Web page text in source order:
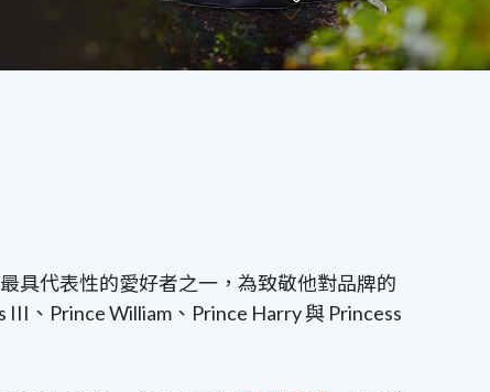
具代表性的愛好者之一，為致敬他對品牌的
、Prince William、Prince Harry 與 Princess